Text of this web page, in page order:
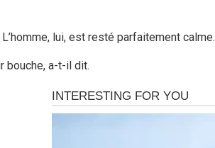
lui, est resté parfaitement calme.
bouche, a-t-il dit.